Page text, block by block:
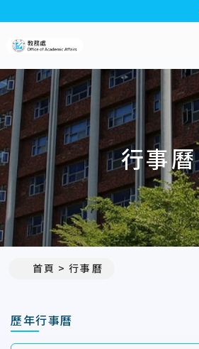
行事曆
首頁 行事曆
歷年行事曆